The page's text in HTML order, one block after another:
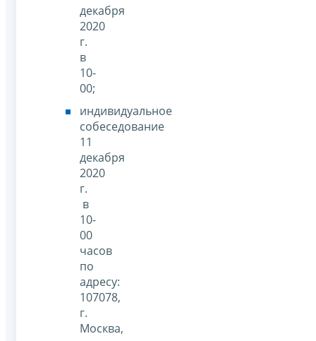
декабря
2020
г.
в
10-
00;
индивидуальное
собеседование
11
декабря
2020
г.
в
10-
00
часов
по
адресу:
107078,
г.
Москва,